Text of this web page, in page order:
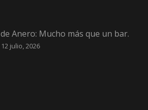
Anero: Mucho más que un bar.
julio, 2026